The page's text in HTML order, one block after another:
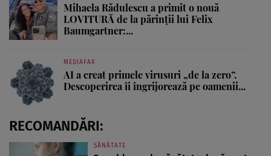
Mihaela Rădulescu a primit o nouă
LOVITURĂ de la părinții lui Felix
Baumgartner:...
MEDIAFAX
AI a creat primele virusuri „de la zero”.
Descoperirea îi îngrijorează pe oamenii...
RECOMANDĂRI:
SĂNĂTATE